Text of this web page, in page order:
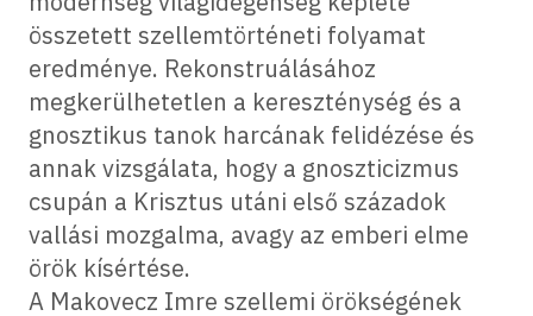
összetett szellemtörténeti folyamat
eredménye. Rekonstruálásához
megkerülhetetlen a kereszténység és a
gnosztikus tanok harcának felidézése és
annak vizsgálata, hogy a gnoszticizmus
csupán a Krisztus utáni első századok
vallási mozgalma, avagy az emberi elme
örök kísértése.
A Makovecz Imre szellemi örökségének